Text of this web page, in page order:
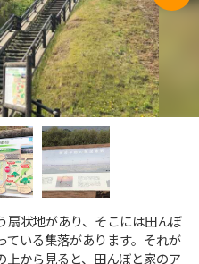
扇状地があり、そこには田んぼ
いる集落があります。それが
上から見ると、田んぼと家のア